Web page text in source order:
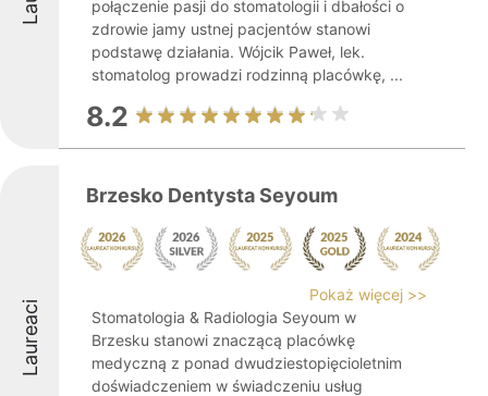
połączenie pasji do stomatologii i dbałości o
zdrowie jamy ustnej pacjentów stanowi
podstawę działania. Wójcik Paweł, lek.
stomatolog prowadzi rodzinną placówkę, ...
8.2
Laureaci
Brzesko Dentysta Seyoum
Pokaż więcej >>
Stomatologia & Radiologia Seyoum w
Brzesku stanowi znaczącą placówkę
medyczną z ponad dwudziestopięcioletnim
doświadczeniem w świadczeniu usług